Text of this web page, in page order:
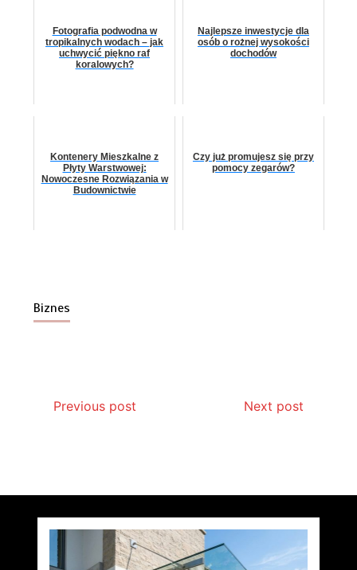
Fotografia podwodna w
tropikalnych wodach – jak
uchwycić piękno raf
koralowych?
Najlepsze inwestycje dla
osób o rożnej wysokości
dochodów
Kontenery Mieszkalne z
Płyty Warstwowej:
Nowoczesne Rozwiązania w
Budownictwie
Czy już promujesz się przy
pomocy zegarów?
Biznes
Previous post Next post